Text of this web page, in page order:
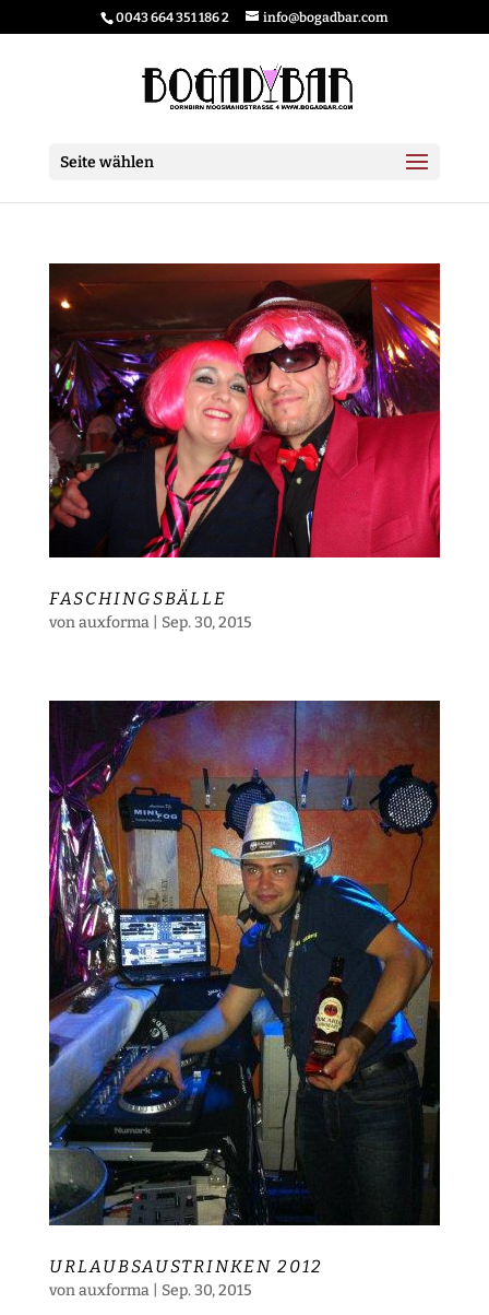
0043 664 351 186 2 info@bogadbar.com
Seite wählen
FASCHINGSBÄLLE
vonauxforma| Sep. 30, 2015
URLAUBSAUSTRINKEN 2012
vonauxforma| Sep. 30, 2015